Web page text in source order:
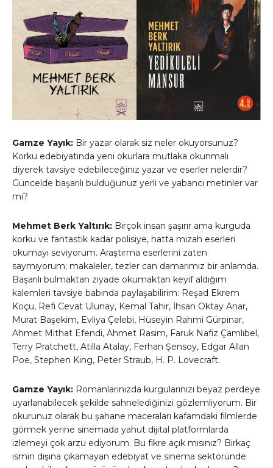
Gamze Yayık: Bir yazar olarak siz neler okuyorsunuz?
Korku edebiyatında yeni okurlara mutlaka okunmalı
diyerek tavsiye edebileceğiniz yazar ve eserler nelerdir?
Güncelde başarılı bulduğunuz yerli ve yabancı metinler var
mı?
Mehmet Berk Yaltırık: Birçok insan şaşırır ama kurguda
korku ve fantastik kadar polisiye, hatta mizah eserleri
okumayı seviyorum. Araştırma eserlerini zaten
saymıyorum; makaleler, tezler can damarımız bir anlamda.
Başarılı bulmaktan ziyade okumaktan keyif aldığım
kalemleri tavsiye babında paylaşabilirim: Reşad Ekrem
Koçu, Refi Cevat Ulunay, Kemal Tahir, İhsan Oktay Anar,
Murat Başekim, Evliya Çelebi, Hüseyin Rahmi Gürpınar,
Ahmet Mithat Efendi, Ahmet Rasim, Faruk Nafiz Çamlıbel,
Terry Pratchett, Atilla Atalay, Ferhan Şensoy, Edgar Allan
Poe, Stephen King, Peter Straub, H. P. Lovecraft.
Gamze Yayık: Romanlarınızda kurgularınızı beyaz perdeye
uyarlanabilecek şekilde sahnelediğinizi gözlemliyorum. Bir
okurunuz olarak bu şahane maceraları kafamdaki filmlerde
görmek yerine sinemada yahut dijital platformlarda
izlemeyi çok arzu ediyorum. Bu fikre açık mısınız? Birkaç
ismin dışına çıkamayan edebiyat ve sinema sektöründe